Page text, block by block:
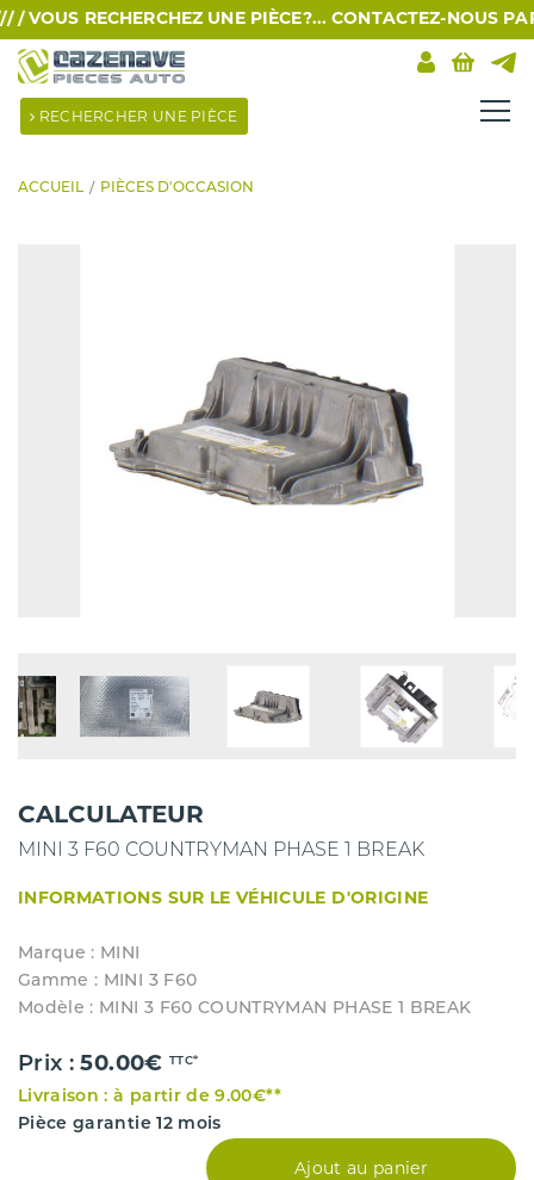
/ VOUS RECHERCHEZ UNE PIÈCE?... CONTACTEZ-NOUS
RECHERCHER UNE PIÈCE
ACCUEIL PIÈCES D'OCCASION
CALCULATEUR
MINI 3 F60 COUNTRYMAN PHASE 1 BREAK
INFORMATIONS SUR LE VÉHICULE D'ORIGINE
Marque : MINI
Gamme : MINI 3 F60
Modèle : MINI 3 F60 COUNTRYMAN PHASE 1 BREAK
Prix :50.00€ TTC*
Livraison : à partir de 9.00€**
Pièce garantie 12 mois
Ajout au panier